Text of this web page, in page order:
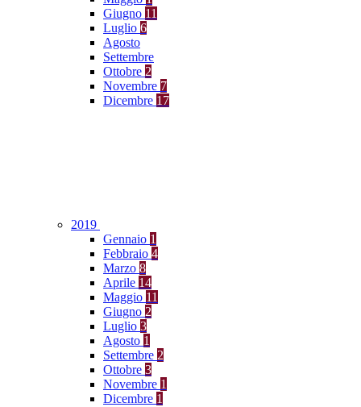
Giugno 11
Luglio 6
Agosto
Settembre
Ottobre 2
Novembre 7
Dicembre 17
2019
Gennaio 1
Febbraio 4
Marzo 8
Aprile 14
Maggio 11
Giugno 2
Luglio 3
Agosto 1
Settembre 2
Ottobre 3
Novembre 1
Dicembre 1